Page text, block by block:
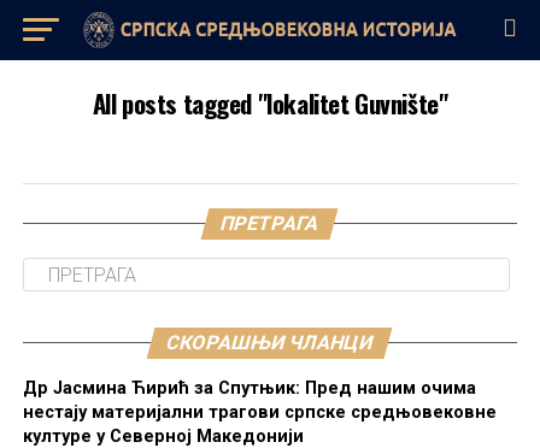
All posts tagged "lokalitet Guvnište"
ПРЕТРАГА
СКОРАШЊИ ЧЛАНЦИ
Др Јасмина Ћирић за Спутњик: Пред нашим очима
нестају материјални трагови српске средњовековне
културе у Северној Македонији